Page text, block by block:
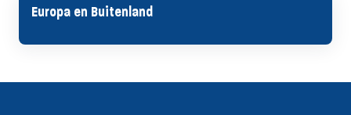
Europa en Buitenland